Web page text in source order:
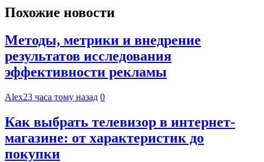
Похожие новости
Методы, метрики и внедрение
результатов исследования
эффективности рекламы
Alex23 часа тому назад 0
Как выбрать телевизор в интернет-
магазине: от характеристик до
покупки